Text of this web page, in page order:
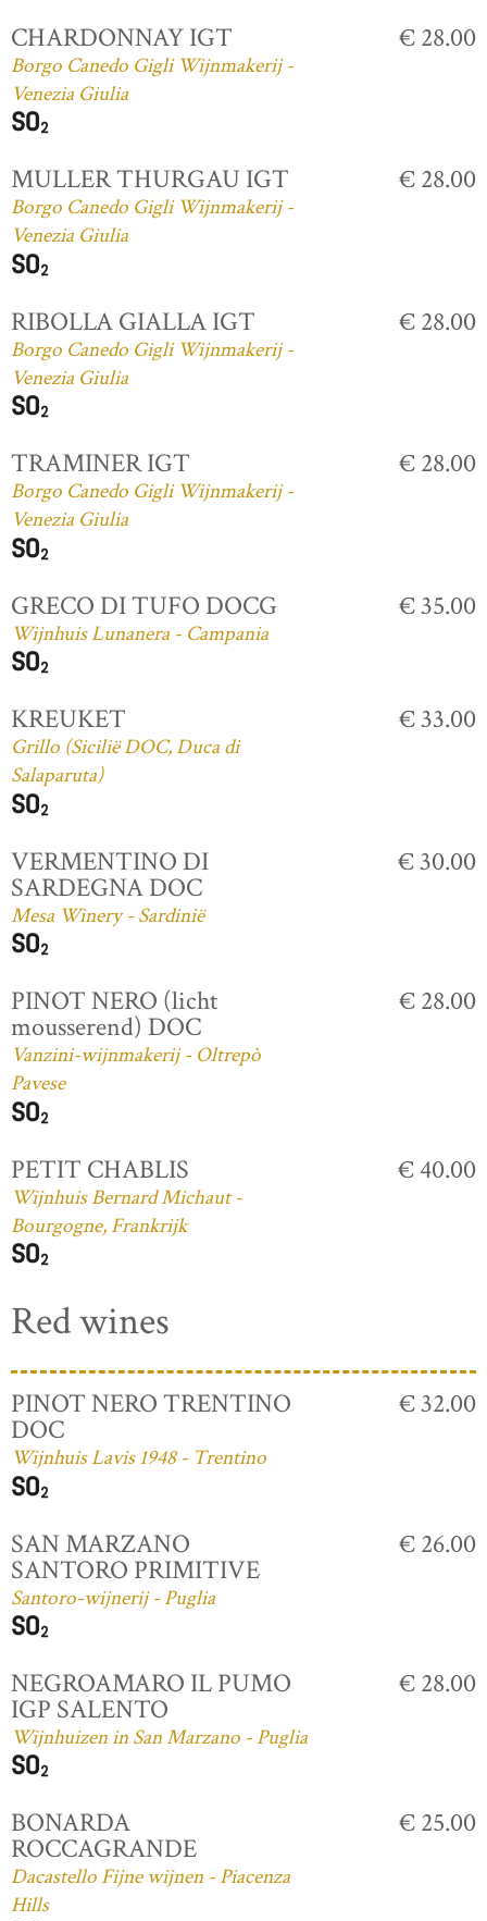
CHARDONNAY IGT
Borgo Canedo Gigli Wijnmakerij -
Venezia Giulia
€ 28.00
MULLER THURGAU IGT
Borgo Canedo Gigli Wijnmakerij -
Venezia Giulia
€ 28.00
RIBOLLA GIALLA IGT
Borgo Canedo Gigli Wijnmakerij -
Venezia Giulia
€ 28.00
TRAMINER IGT
Borgo Canedo Gigli Wijnmakerij -
Venezia Giulia
€ 28.00
GRECO DI TUFO DOCG
Wijnhuis Lunanera - Campania
€ 35.00
KREUKET
Grillo (Sicilië DOC, Duca di
Salaparuta)
€ 33.00
VERMENTINO DI
SARDEGNA DOC
Mesa Winery - Sardinië
€ 30.00
PINOT NERO (licht
mousserend) DOC
Vanzini-wijnmakerij - Oltrepò
Pavese
€ 28.00
PETIT CHABLIS
Wijnhuis Bernard Michaut -
Bourgogne, Frankrijk
€ 40.00
Red wines
PINOT NERO TRENTINO
DOC
Wijnhuis Lavis 1948 - Trentino
€ 32.00
SAN MARZANO
SANTORO PRIMITIVE
Santoro-wijnerij - Puglia
€ 26.00
NEGROAMARO IL PUMO
IGP SALENTO
Wijnhuizen in San Marzano - Puglia
€ 28.00
BONARDA
ROCCAGRANDE
Dacastello Fijne wijnen - Piacenza
Hills
€ 25.00